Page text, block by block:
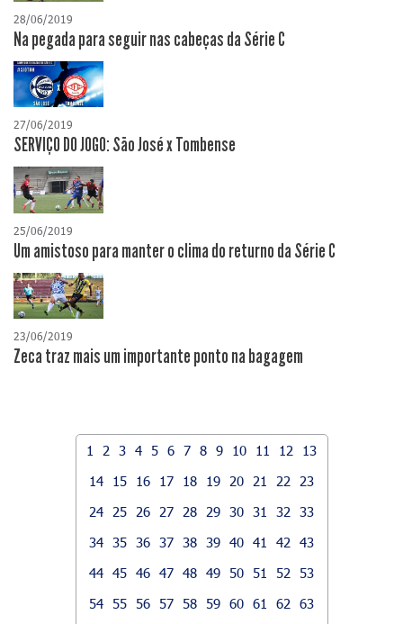
28/06/2019
Na pegada para seguir nas cabeças da Série C
27/06/2019
SERVIÇO DO JOGO: São José x Tombense
25/06/2019
Um amistoso para manter o clima do returno da Série C
23/06/2019
Zeca traz mais um importante ponto na bagagem
1 2 3 4 5 6 7 8 9 10 11 12
13
14
15 16 17 18 19 20 21 22
23
24
25 26 27 28 29 30 31 32
33
34 35 36 37 38 39 40 41 42
43
44 45 46 47 48 49 50 51 52
53
54 55 56 57 58 59 60 61 62
63